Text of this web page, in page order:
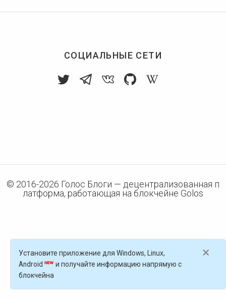
СОЦИАЛЬНЫЕ СЕТИ
© 2016-2026 Голос Блоги — децентрализованная п
латформа, работающая на блокчейне Golos
×
Установите приложение для Windows, Linux,
Android
и получайте информацию напрямую с
блокчейна